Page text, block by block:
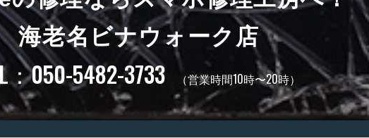
海老名ビナウォーク店
：050-5482-3733 （営業時間10時〜20時）